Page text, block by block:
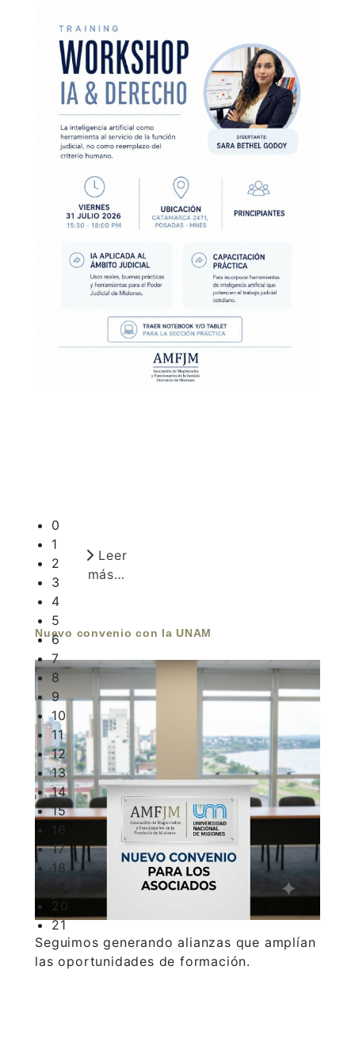
0
1
2
3
4
5
6
7
8
9
10
11
12
13
14
15
16
17
18
19
20
21
Leer
más…
Nuevo convenio con la UNAM
Seguimos generando alianzas que amplían
las oportunidades de formación.